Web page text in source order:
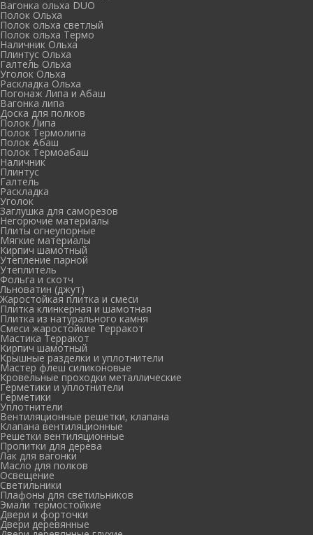
Вагонка ольха DUO
Полок Ольха
Полок ольха светлый
Полок ольха Термо
Наличник Ольха
Плинтус Ольха
Галтель Ольха
Уголок Ольха
Раскладка Ольха
Погонаж Липа и Абаш
Вагонка липа
Доска для полков
Полок Липа
Полок Термолипа
Полок Абаш
Полок Термоабаш
Наличник
Плинтус
Галтель
Раскладка
Уголок
Заглушка для саморезов
Негорючие материалы
Плиты огнеупорные
Мягкие материалы
Кирпич шамотный
Утепление парной
Утеплитель
Фольга и скотч
Льноватин (джут)
Жаростойкая плитка и смеси
Плитка клинкерная и шамотная
Плитка из натурального камня
Смеси жаростойкие Терракот
Мастика Терракот
Кирпич шамотный
Крышные разделки и уплотнители
Мастер флеш силиконовые
Кровельные проходки металлические
Герметики и уплотнители
Герметики
Уплотнители
Вентиляционные решетки, клапана
Клапана вентиляционные
Решетки вентиляционные
Пропитки для дерева
Лак для вагонки
Масло для полков
Освещение
Светильники
Плафоны для светильников
Эмали термостойкие
Двери и форточки
Двери деревянные